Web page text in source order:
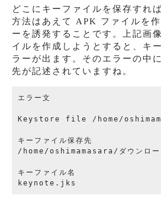
どこにキーファイルを保存すれ
方法はあえて APK ファイルを
ーを誘発することです。上記画
イルを作成しようとすると、キ
ラーが出ます。そのエラーの中
先が記述されていますね。
エラー文
Keystore file /home/
キーファイル保存先
/home/oshimamasara/ダウン
キーファイル名